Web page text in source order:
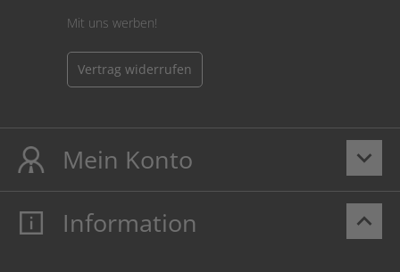
Mit uns werben!
Vertrag widerrufen
keyboard_arrow_down
Mein Konto
Mein Konto
keyboard_arrow_up
Information